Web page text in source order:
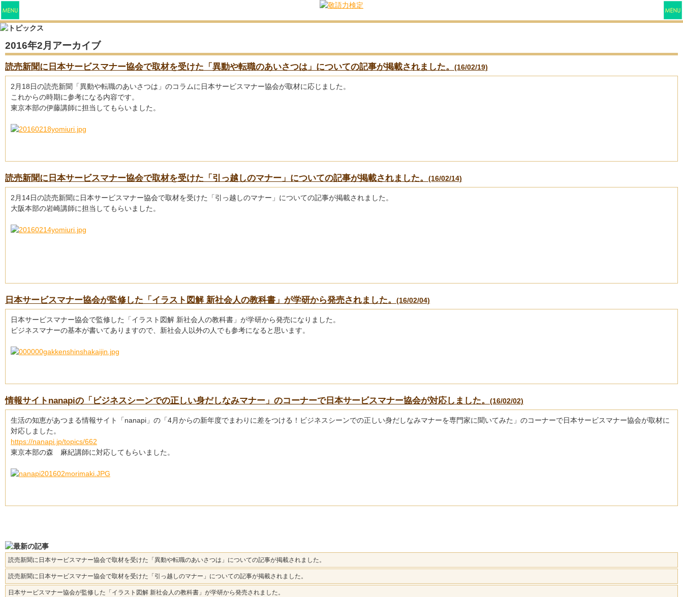
2016年2月アーカイブ
読売新聞に日本サービスマナー協会で取材を受けた「異動や転職のあいさつは」についての記事が掲載されました。 (16/02/19)
2月18日の読売新聞「異動や転職のあいさつは」のコラムに日本サービスマナー協会が取材に応じました。
これからの時期に参考になる内容です。
東京本部の伊藤講師に担当してもらいました。
読売新聞に日本サービスマナー協会で取材を受けた「引っ越しのマナー」についての記事が掲載されました。 (16/02/14)
2月14日の読売新聞に日本サービスマナー協会で取材を受けた「引っ越しのマナー」についての記事が掲載されました。
大阪本部の岩崎講師に担当してもらいました。
日本サービスマナー協会が監修した「イラスト図解 新社会人の教科書」が学研から発売されました。 (16/02/04)
日本サービスマナー協会で監修した「イラスト図解 新社会人の教科書」が学研から発売になりました。
ビジネスマナーの基本が書いてありますので、新社会人以外の人でも参考になると思います。
情報サイトnanapiの「ビジネスシーンでの正しい身だしなみマナー」のコーナーで日本サービスマナー協会が対応しました。 (16/02/02)
生活の知恵があつまる情報サイト「nanapi」の「4月からの新年度でまわりに差をつける！ビジネスシーンでの正しい身だしなみマナーを専門家に聞いてみた」のコーナーで日本サービスマナー協会が取材に
対応しました。
https://nanapi.jp/topics/662
東京本部の森 麻紀講師に対応してもらいました。
読売新聞に日本サービスマナー協会で取材を受けた「異動や転職のあいさつは」についての記事が掲載されました。
読売新聞に日本サービスマナー協会で取材を受けた「引っ越しのマナー」についての記事が掲載されました。
日本サービスマナー協会が監修した「イラスト図解 新社会人の教科書」が学研から発売されました。